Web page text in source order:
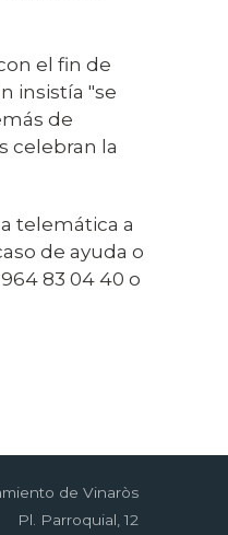
el fin de
insistía "se
de
celebran la
telemática a
de ayuda o
83 04 40 o
de Vinaròs
Pl. Parroquial, 12